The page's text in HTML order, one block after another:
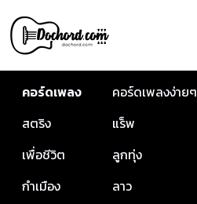
คอร์ดเพลง คอร์ดเพลงง่ายๆ
สตริง
แร็พ
เพื่อชีวิต
ลูกทุ่ง
กำเมือง
ลาว